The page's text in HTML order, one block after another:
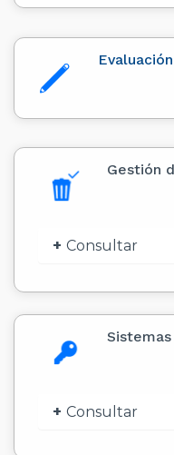
Gestión
Consultar
Consultar